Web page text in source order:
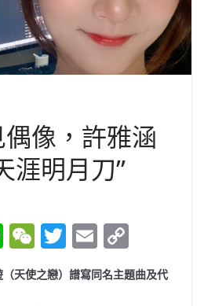
像，許雅涵
涯明月刀”
Li
n
e
W
e
C
T
w
itt
E
m
ai
o
p
天使之戀）譜寫同名主題曲及代